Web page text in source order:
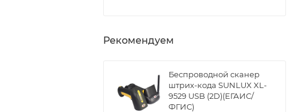
Рекомендуем
Беспроводной сканер
штрих-кода SUNLUX XL-
9529 USB (2D)(ЕГАИС/
ФГИС)